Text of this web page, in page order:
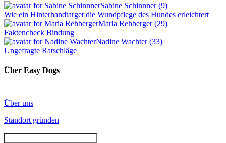
Sabine Schinnner(9)
Wie ein Hinterhandtarget die Wundpflege des Hundes erleichtert
Maria Rehberger(29)
Faktencheck Bindung
Nadine Wachter(33)
Ungefragte Ratschläge
Über Easy Dogs
Über uns
Standort gründen